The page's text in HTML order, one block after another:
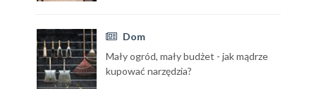
Dom
Mały ogród, mały budżet - jak mądrze
kupować narzędzia?